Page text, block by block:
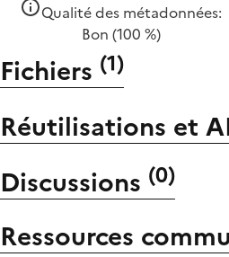
Qualité des métadonnées:
Bon (100 %)
Fichiers (1)
Réutilisations et
Discussions (0)
Ressources